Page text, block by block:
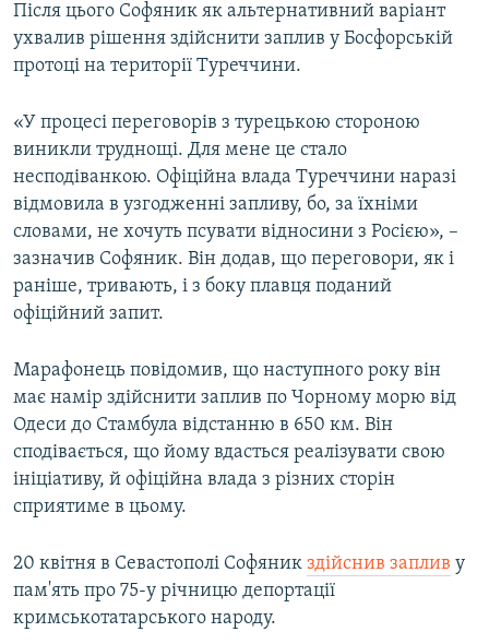
Після цього Софяник як альтернативний варіант
ухвалив рішення здійснити заплив у Босфорській
протоці на території Туреччини.
«У процесі переговорів з турецькою стороною
виникли труднощі. Для мене це стало
несподіванкою. Офіційна влада Туреччини наразі
відмовила в узгодженні запливу, бо, за їхніми
словами, не хочуть псувати відносини з Росією», –
зазначив Софяник. Він додав, що переговори, як і
раніше, тривають, і з боку плавця поданий
офіційний запит.
Марафонець повідомив, що наступного року він
має намір здійснити заплив по Чорному морю від
Одеси до Стамбула відстанню в 650 км. Він
сподівається, що йому вдасться реалізувати свою
ініціативу, й офіційна влада з різних сторін
сприятиме в цьому.
20 квітня в Севастополі Софяник здійснив заплив у
пам'ять про 75-у річницю депортації
кримськотатарського народу.